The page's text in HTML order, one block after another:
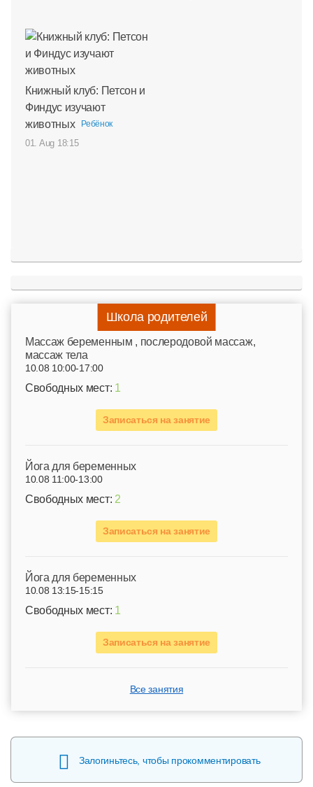
Книжный клуб: Петсон и
Финдус изучают
животных
Ребёнок
01. Aug 18:15
Школа родителей
Mассаж беременным , послеродовой массаж,
массаж тела
10.08 10:00-17:00
Свободных мест: 1
Записаться на занятие
Йога для беременных
10.08 11:00-13:00
Свободных мест: 2
Записаться на занятие
Йога для беременных
10.08 13:15-15:15
Свободных мест: 1
Записаться на занятие
Все занятия
Залогиньтесь, чтобы прокомментировать